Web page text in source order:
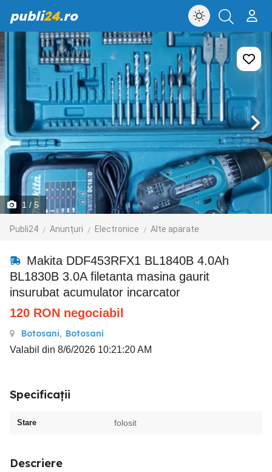
publi24.ro
1 / 5
Publi24 Anunțuri Electronice Alte aparate
Makita DDF453RFX1 BL1840B 4.0Ah
BL1830B 3.0A filetanta masina gaurit
insurubat acumulator incarcator
120 RON negociabil
Botosani, Botosani
Valabil din 8/6/2026 10:21:20 AM
Specificații
Stare folosit
Descriere